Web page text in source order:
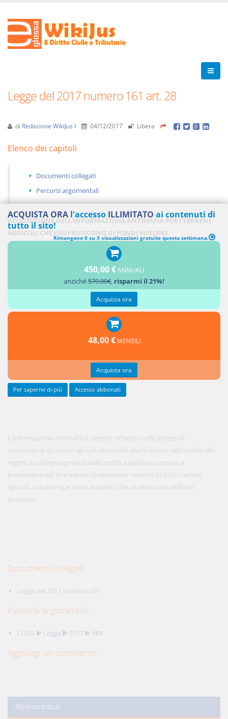
Legge del 2017 numero 161 art. 28
di Redazione WikiJus I 04/12/2017 Libera
Elenco dei capitoli
Documenti collegati
Percorsi argomentali
ACQUISIZIONE DELL'INFORMAZIONE ANTIMAFIA PER I TERRENI
AGRICOLI CHE USUFRUISCONO DI FONDI EUROPEI
1. All'articolo 91 del decreto legislativo 6 settembre 2011, n. 159, dopo il
comma 1 è inserito il seguente:
L'informazione antimafia è sempre richiesta nelle ipotesi di
concessione di terreni agricoli demaniali che ricadono nell'ambito dei
regimi di sostegno previsti dalla politica agricola comune, a
prescindere dal loro valore complessivo, nonché su tutti i terreni
agricoli, a qualunque titolo acquisiti, che usufruiscono di fondi
europei».
Documenti collegati
Legge del 2017 numero 161
Percorsi argomentali
LEGGI Legge 2017 161
Aggiungi un commento
Ultimi contributi
ACQUISTA ORA l'accesso ILLIMITATO ai contenuti di
tutto il sito!
Rimangono 0 su 3 visualizzazioni gratuite questa settimana.
450,00 €ANNUALI
anziché570.00€, risparmi il 21%!
Acquista ora
48,00 € MENSILI
Acquista ora
Per saperne di più Accesso abbonati